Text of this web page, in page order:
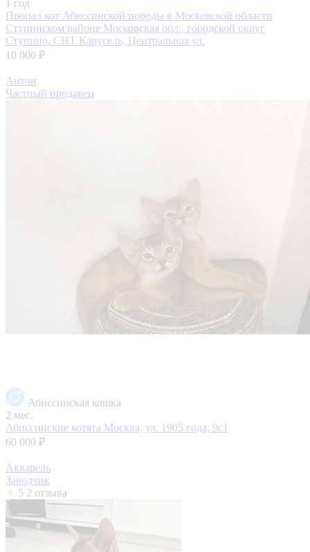
1 год
Пропал кот Абиссинской породы в Московской области
Ступинском районе Московская обл., городской округ
Ступино, СНТ Карусель, Центральная ул.
10 000 ₽
Антон
Частный продавец
Абиссинская кошка
2 мес.
Абиссинские котята Москва, ул. 1905 года, 9с1
60 000 ₽
Акварель
Заводчик
5 2 отзыва